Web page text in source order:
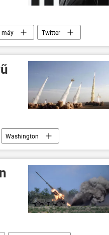
máy
Twitter
Washington